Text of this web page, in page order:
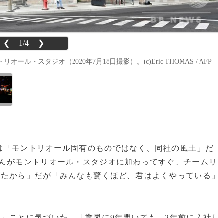
❮ 1/4 ❯
オール・スタジオ（2020年7月18日撮影）。(c)Eric THOMAS / AFP
モントリオール固有のものではなく、同社の風土」だ
モントリオール・スタジオに加わってすぐ、チームリ
から」だが「みんなも驚くほど、君はよくやっている